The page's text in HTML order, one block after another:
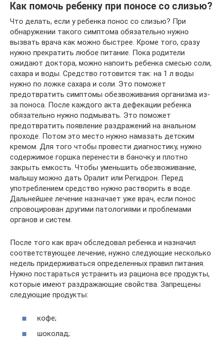
Как помочь ребенку при поносе со слизью?
Что делать, если у ребенка понос со слизью? При
обнаружении такого симптома обязательно нужно
вызвать врача как можно быстрее. Кроме того, сразу
нужно прекратить любое питание. Пока родители
ожидают доктора, можно напоить ребенка смесью соли,
сахара и воды. Средство готовится так: на 1 л воды
нужно по ложке сахара и соли. Это поможет
предотвратить симптомы обезвоживания организма из-
за поноса. После каждого акта дефекации ребенка
обязательно нужно подмывать. Это поможет
предотвратить появление раздражений на анальном
проходе. Потом это место нужно намазать детским
кремом. Для того чтобы провести диагностику, нужно
содержимое горшка перенести в баночку и плотно
закрыть емкость. Чтобы уменьшить обезвоживание,
малышу можно дать Оралит или Регидрон. Перед
употреблением средство нужно растворить в воде.
Дальнейшее лечение назначает уже врач, если понос
спровоцирован другими патологиями и проблемами
органов и систем.
После того как врач обследовал ребенка и назначил
соответствующее лечение, нужно следующие несколько
недель придерживаться определенных правил питания.
Нужно постараться устранить из рациона все продукты,
которые имеют раздражающие свойства. Запрещены
следующие продукты:
кофе;
шоколад;